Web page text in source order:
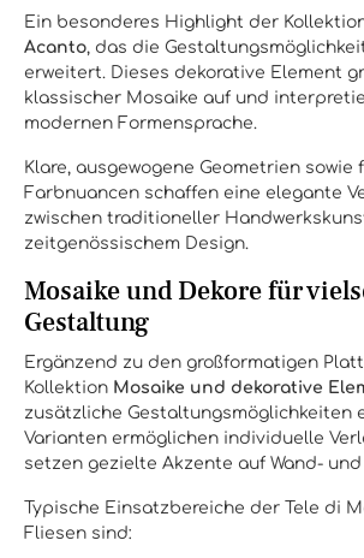
Ein besonderes Highlight der
Acanto, das die
erweitert. Dieses dekorative Element
klassischer Mosaike auf und
modernen Formensprache.
Klare, ausgewogene Geometrien
Farbnuancen schaffen eine elegante
zwischen traditioneller
zeitgenössischem Design.
Mosaike und Dekore für
Gestaltung
Ergänzend zu den großformatigen
Kollektion Mosaike und dekorative
zusätzliche Gestaltungsmöglichkeiten
Varianten ermöglichen individuelle
setzen gezielte Akzente auf Wand-
Typische Einsatzbereiche der Tele di
Fliesen sind: